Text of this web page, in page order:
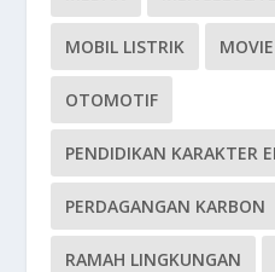
MOBIL LISTRIK MOVIE
OTOMOTIF
PENDIDIKAN KARAKTER
PERDAGANGAN KARBON
RAMAH LINGKUNGAN